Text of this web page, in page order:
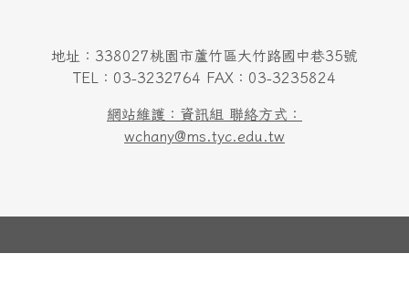
地址：338027桃園市蘆竹區大竹路國中巷35號
TEL：03-3232764 FAX：03-3235824
網站維護：資訊組 聯絡方式：
wchany@ms.tyc.edu.tw